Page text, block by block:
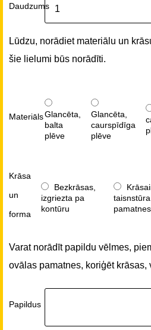
Daudzums
Lūdzu, norādiet materiālu un
šie lielumi būs norādīti.
MateriālsGlancēta,
balta
plēve
Glancēta,
caurspīdīga
plēve
Krāsa
un
forma
Bezkrāsas,
izgriezta pa
kontūru
taisnstūra
pamatnes
Varat norādīt papildu vēlmes,
ovālas pamatnes, koriģēt krāsas,
Papildus